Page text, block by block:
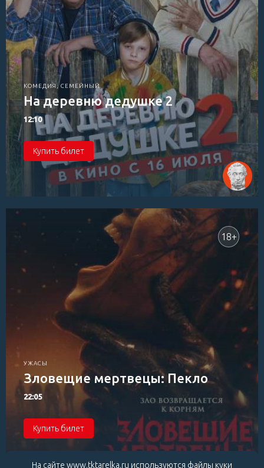
КОМЕДИЯ, СЕМЕЙНЫЙ
На деревню дедушке 2
12:10
Купить билет
УЖАСЫ
Зловещие мертвецы: Пекло
22:05
Купить билет
18+
На сайте www.tktarelka.ru используются файлы куки